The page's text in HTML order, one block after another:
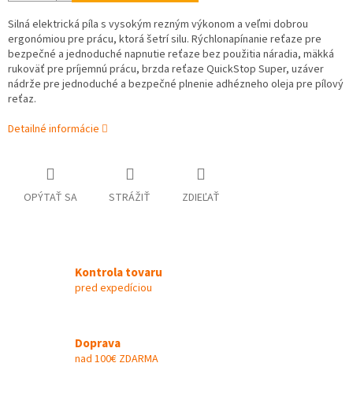
Silná elektrická píla s vysokým rezným výkonom a veľmi dobrou
ergonómiou pre prácu, ktorá šetrí silu. Rýchlonapínanie reťaze pre
bezpečné a jednoduché napnutie reťaze bez použitia náradia, mäkká
rukoväť pre príjemnú prácu, brzda reťaze QuickStop Super, uzáver
nádrže pre jednoduché a bezpečné plnenie adhézneho oleja pre pílový
reťaz.
Detailné informácie
OPÝTAŤ SA STRÁŽIŤ ZDIEĽAŤ
Kontrola tovaru
pred expedíciou
Doprava
nad 100€ ZDARMA